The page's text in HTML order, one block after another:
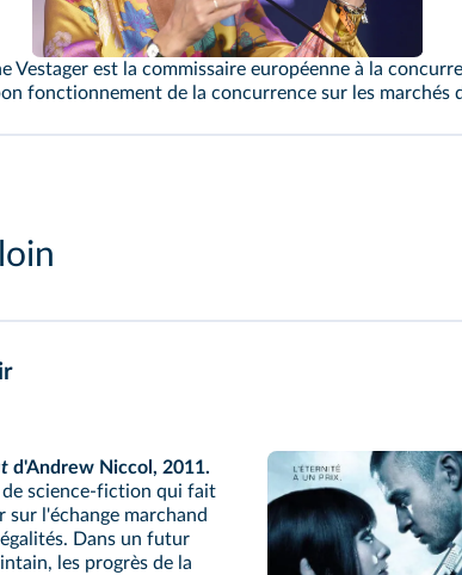
Vestager est la commissaire européenne à la
fonctionnement de la concurrence sur les marchés
d'Andrew Niccol, 2011.
science-fiction qui fait
sur l'échange marchand
Dans un futur
les progrès de la